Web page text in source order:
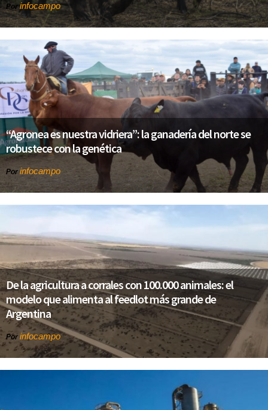
Porinfocampo
“Agronea es nuestra vidriera”: la ganadería del norte se
robustece con la genética
Por infocampo
De la agricultura a corrales con 100.000 animales: el
modelo que alimenta al feedlot más grande de
Argentina
Por infocampo